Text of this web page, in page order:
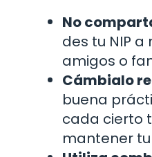
No
des tu NIP a
amigos o
Cámbialo
buena
cada cierto
mantener